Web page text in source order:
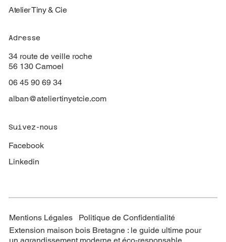
Atelier Tiny & Cie
Adresse
34 route de veille roche
56 130 Camoel
06 45 90 69 34
alban@ateliertinyetcie.com
Suivez-nous
Facebook
Linkedin
Mentions Légales Politique de Confidentialité
Extension maison bois Bretagne : le guide ultime pour